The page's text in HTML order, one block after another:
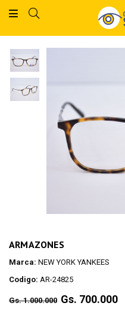
ARMAZONES
Marca: NEW YORK YANKEES
Codigo: AR-24825
Regular
Gs. 1.000.000 Gs. 700.000